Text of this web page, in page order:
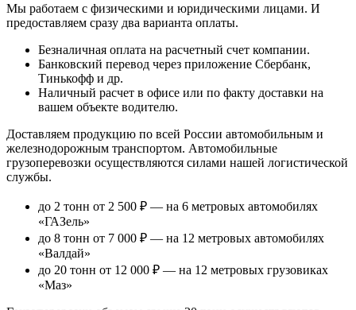
Мы работаем с физическими и юридическими лицами. И
предоставляем сразу два варианта оплаты.
Безналичная оплата на расчетный счет компании.
Банковский перевод через приложение Сбербанк,
Тинькофф и др.
Наличный расчет в офисе или по факту доставки на
вашем объекте водителю.
Доставляем продукцию по всей России автомобильным и
железнодорожным транспортом. Автомобильные
грузоперевозки осуществляются силами нашей логистической
службы.
до 2 тонн от 2 500 ₽ — на 6 метровых автомобилях
«ГАЗель»
до 8 тонн от 7 000 ₽ — на 12 метровых автомобилях
«Валдай»
до 20 тонн от 12 000 ₽ — на 12 метровых грузовиках
«Маз»